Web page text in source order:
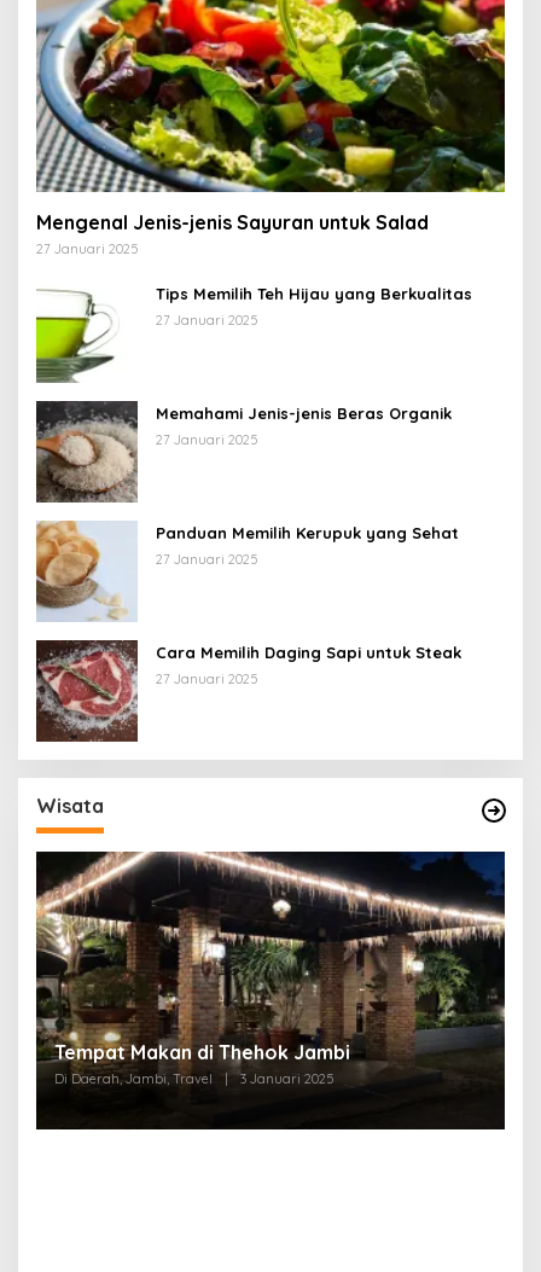
Mengenal Jenis-jenis Sayuran untuk Salad
27 Januari 2025
Tips Memilih Teh Hijau yang Berkualitas
27 Januari 2025
Memahami Jenis-jenis Beras Organik
27 Januari 2025
Panduan Memilih Kerupuk yang Sehat
27 Januari 2025
Cara Memilih Daging Sapi untuk Steak
27 Januari 2025
Wisata
Tempat Makan di Thehok Jambi
Di Daerah, Jambi, Travel | 3 Januari 2025